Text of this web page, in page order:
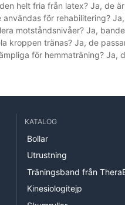
helt fria från latex? Ja, de
användas för rehabilitering?
motståndsnivåer? Ja,
kroppen tränas? Ja, de
för hemmaträning? Ja,
KATALOG
Bollar
Utrustning
Träningsband från
Kinesiologitejp